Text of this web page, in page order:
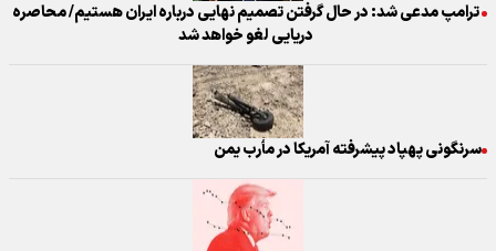
ترامپ مدعی شد: در حال گرفتن تصمیم نهایی درباره ایران هستیم/ محاصره
دریایی لغو خواهد شد
سرنگونی پهپاد پیشرفته آمریکا در مأرب یمن